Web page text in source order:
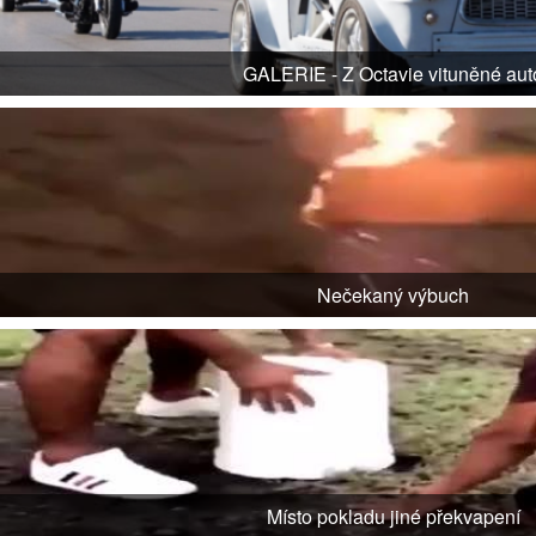
GALERIE - Z Octavie vituněné
Nečekaný výbuch
Místo pokladu jiné překvapení